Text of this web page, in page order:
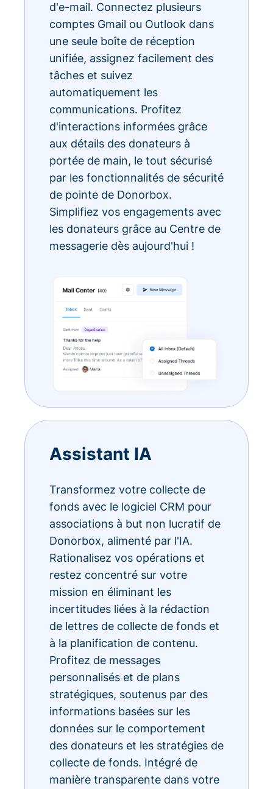
d'e-mail. Connectez plusieurs
comptes Gmail ou Outlook dans
une seule boîte de réception
unifiée, assignez facilement des
tâches et suivez
automatiquement les
communications. Profitez
d'interactions informées grâce
aux détails des donateurs à
portée de main, le tout sécurisé
par les fonctionnalités de sécurité
de pointe de Donorbox.
Simplifiez vos engagements avec
les donateurs grâce au Centre de
messagerie dès aujourd'hui !
Assistant IA
Transformez votre collecte de
fonds avec le logiciel CRM pour
associations à but non lucratif de
Donorbox, alimenté par l'IA.
Rationalisez vos opérations et
restez concentré sur votre
mission en éliminant les
incertitudes liées à la rédaction
de lettres de collecte de fonds et
à la planification de contenu.
Profitez de messages
personnalisés et de plans
stratégiques, soutenus par des
informations basées sur les
données sur le comportement
des donateurs et les stratégies de
collecte de fonds. Intégré de
manière transparente dans votre